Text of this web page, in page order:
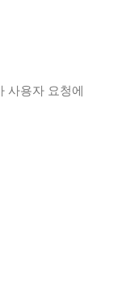
사용자 요청에